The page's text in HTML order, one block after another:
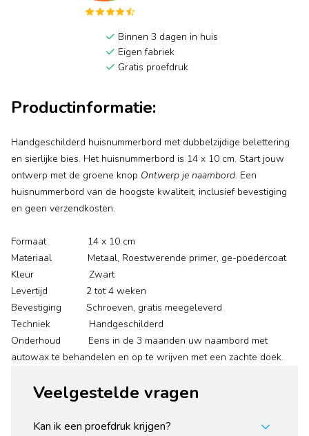
Binnen 3 dagen in huis
Eigen fabriek
Gratis proefdruk
Productinformatie:
Handgeschilderd huisnummerbord met dubbelzijdige belettering
en sierlijke bies. Het huisnummerbord is 14 x 10 cm. Start jouw
ontwerp met de groene knop Ontwerp je naambord. Een
huisnummerbord van de hoogste kwaliteit, inclusief bevestiging
en geen verzendkosten.
Formaat 14 x 10 cm
Materiaal Metaal, Roestwerende primer, ge-poedercoat
Kleur Zwart
Levertijd 2 tot 4 weken
Bevestiging Schroeven, gratis meegeleverd
Techniek Handgeschilderd
Onderhoud Eens in de 3 maanden uw naambord met
autowax te behandelen en op te wrijven met een zachte doek.
Veelgestelde vragen
Kan ik een proefdruk krijgen?